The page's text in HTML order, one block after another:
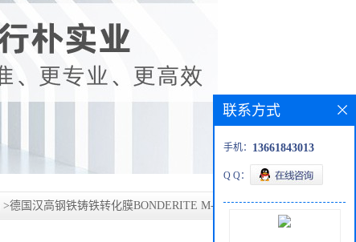
>德国汉高钢铁铸铁转化膜BONDERITE M-NT 20163陶化
联系方式
手机： 13661843013
Q Q：